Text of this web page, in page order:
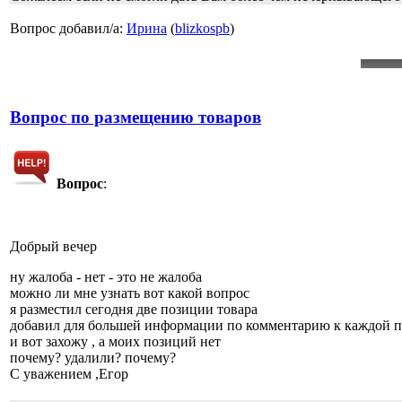
Вопрос добавил/а: Ирина (blizkospb)
Вопрос по размещению товаров
Вопрос:
Добрый вечер
ну жалоба - нет - это не жалоба
можно ли мне узнать вот какой вопрос
я разместил сегодня две позиции товара
добавил для большей информации по комментарию к каждой
и вот захожу , а моих позиций нет
почему? удалили? почему?
С уважением ,Егор